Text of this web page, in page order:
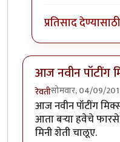
प्रतिसाद देण्यासाठी
आज नवीन पॉटींग
रेवतीसोमवार, 04/09/
आज नवीन पॉटींग
आता बर्‍या हवेचे फारसे
मिनी शेती चालूए.